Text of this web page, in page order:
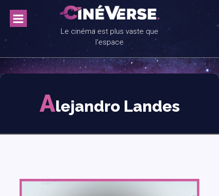
content
Le cinéma est plus vaste que
l'espace
Alejandro Landes